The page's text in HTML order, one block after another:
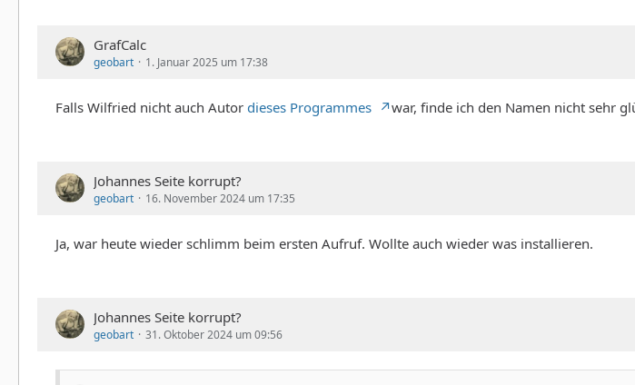
GrafCalc
geobart 1. Januar 2025 um 17:38
Falls Wilfried nicht auch Autor dieses Programmes war, finde ich den Namen nicht sehr
Johannes Seite korrupt?
geobart 16. November 2024 um 17:35
Ja, war heute wieder schlimm beim ersten Aufruf. Wollte auch wieder was installieren.
Johannes Seite korrupt?
geobart 31. Oktober 2024 um 09:56